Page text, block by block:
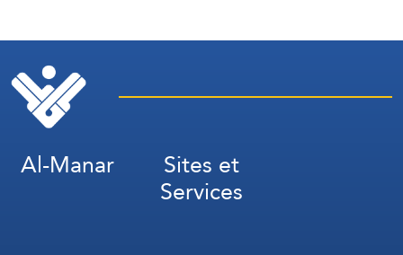
Al-Manar Sites et
Services